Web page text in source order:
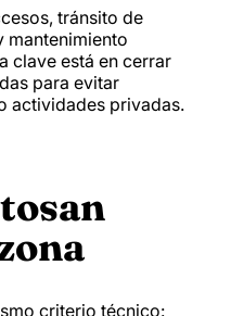
tránsito de
mantenimiento
clave está en cerrar
para evitar
actividades privadas.
criterio técnico: